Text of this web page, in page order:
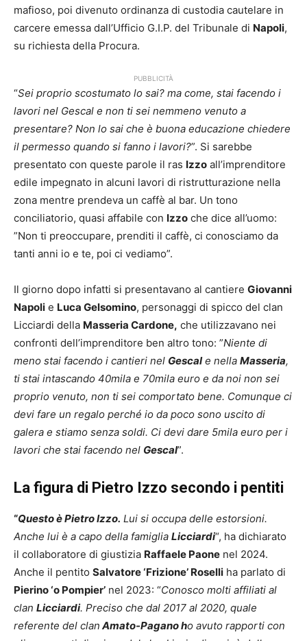
mafioso, poi divenuto ordinanza di custodia cautelare in
carcere emessa dall’Ufficio G.I.P. del Tribunale di Napoli,
su richiesta della Procura.
PUBBLICITÀ
“Sei proprio scostumato lo sai? ma come, stai facendo i
lavori nel Gescal e non ti sei nemmeno venuto a
presentare? Non lo sai che è buona educazione chiedere
il permesso quando si fanno i lavori?”. Si sarebbe
presentato con queste parole il ras Izzo all’imprenditore
edile impegnato in alcuni lavori di ristrutturazione nella
zona mentre prendeva un caffè al bar. Un tono
conciliatorio, quasi affabile con Izzo che dice all’uomo:
”Non ti preoccupare, prenditi il caffè, ci conosciamo da
tanti anni io e te, poi ci vediamo”.
Il giorno dopo infatti si presentavano al cantiere Giovanni
Napoli e Luca Gelsomino, personaggi di spicco del clan
Licciardi della Masseria Cardone, che utilizzavano nei
confronti dell’imprenditore ben altro tono: ”Niente di
meno stai facendo i cantieri nel Gescale nella Masseria,
ti stai intascando 40mila e 70mila euro e da noi non sei
proprio venuto, non ti sei comportato bene. Comunque ci
devi fare un regalo perché io da poco sono uscito di
galera e stiamo senza soldi. Ci devi dare 5mila euro per i
lavori che stai facendo nel Gescal”.
La figura di Pietro Izzo secondo i pentiti
“Questo è Pietro Izzo. Lui si occupa delle estorsioni.
Anche lui è a capo della famiglia Licciardi“, ha dichiarato
il collaboratore di giustizia Raffaele Paone nel 2024.
Anche il pentito Salvatore ‘Frizione’ Roselli ha parlato di
Pierino ‘o Pompier’ nel 2023: “Conosco molti affiliati al
clan Licciardi. Preciso che dal 2017 al 2020, quale
referente del clan Amato-Pagano ho avuto rapporti con